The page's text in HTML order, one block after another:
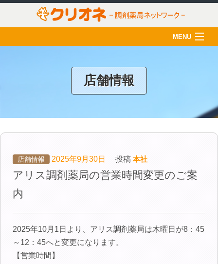
MENU
薬剤師の育成
在宅医療
ご利用のみなさま
採用情報
お問い合わせ
店舗情報
店舗情報 2025年9月30日 投稿 本社
アリス調剤薬局の営業時間変更のご案
内
2025年10月1日より、アリス調剤薬局は木曜日が8：45
～12：45へと変更になります。
【営業時間】